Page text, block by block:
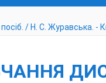
/ Н. С. Журавська. -